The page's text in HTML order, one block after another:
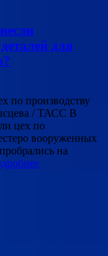
для
по производству
/ ТАСС В
цех по
вооруженных
на